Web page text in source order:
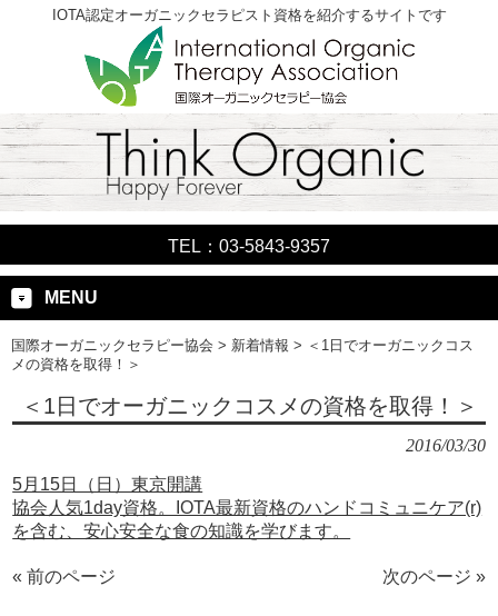
IOTA認定オーガニックセラピスト資格を紹介するサイトです
TEL：03-5843-9357
MENU
国際オーガニックセラピー協会 > 新着情報 > ＜1日でオーガニックコス
メの資格を取得！＞
＜1日でオーガニックコスメの資格を取得！＞
2016/03/30
5月15日（日）東京開講
協会人気1day資格。IOTA最新資格のハンドコミュニケア(r)
を含む、安心安全な食の知識を学びます。
« 前のページ 次のページ »